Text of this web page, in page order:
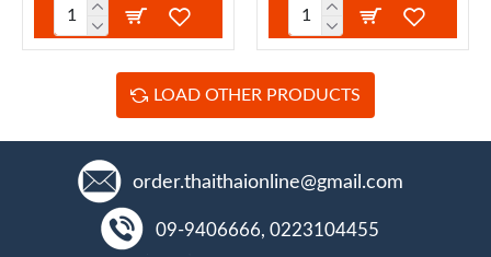
LOAD OTHER PRODUCTS
order.thaithaionline@gmail.com
09-9406666, 0223104455